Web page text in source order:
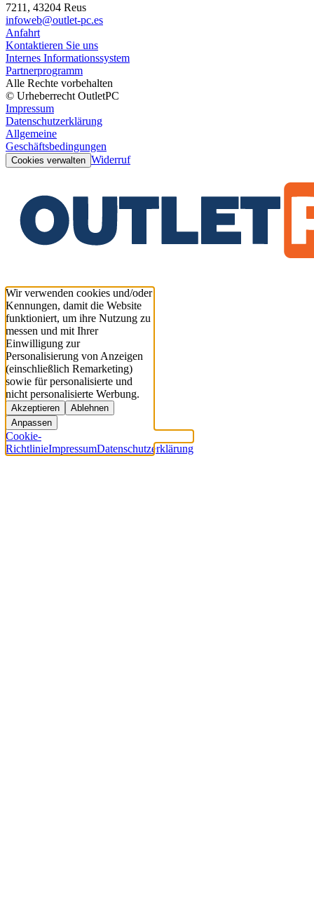
7211, 43204 Reus
infoweb@outlet-pc.es
Anfahrt
Kontaktieren Sie uns
Internes Informationssystem
Partnerprogramm
Alle Rechte vorbehalten
© Urheberrecht OutletPC
Impressum
Datenschutzerklärung
Allgemeine
Geschäftsbedingungen
Cookies verwalten Widerruf
Wir verwenden cookies und/oder
Kennungen, damit die Website
funktioniert, um ihre Nutzung zu
messen und mit Ihrer
Einwilligung zur
Personalisierung von Anzeigen
(einschließlich Remarketing)
sowie für personalisierte und
nicht personalisierte Werbung.
Akzeptieren
Ablehnen
Anpassen
Cookie-
RichtlinieImpressumDatenschutzerklärung